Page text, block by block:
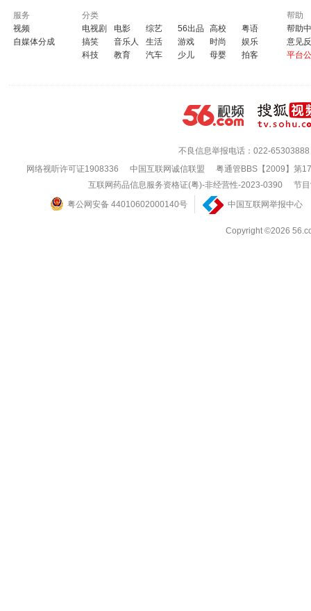
服务
视频
自媒体分成
分类
电视剧
电影 综艺 56出品 高校
粤语
搞笑
音乐人 生活 游戏 时尚
娱乐
科技
教育 汽车 少儿 母婴 拍客
帮助
帮助
意见
平台
不良信息举报电话：022-65303888
网络视听许可证1908336
中国互联网诚信联盟
粤通管BBS【2009】第
互联网药品信息服务资格证(粤)-非经营性-2023-0390
节
粤公网安备 44010602000140号
中国互联网举报中心
Copyright ©2026